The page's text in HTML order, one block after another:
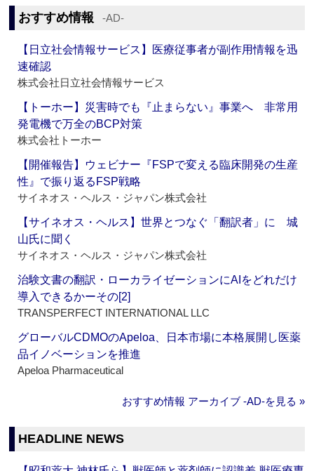
おすすめ情報 ‐AD‐
【日立社会情報サービス】医療従事者が副作用情報を迅
速確認
株式会社日立社会情報サービス
【トーホー】災害時でも『止まらない』事業へ 非常用
発電機で万全のBCP対策
株式会社トーホー
【開催報告】ウェビナー『FSPで変える臨床開発の生産
性』で振り返るFSP戦略
サイネオス・ヘルス・ジャパン株式会社
【サイネオス・ヘルス】世界とつなぐ「翻訳者」に 城
山氏に聞く
サイネオス・ヘルス・ジャパン株式会社
治験文書の翻訳・ローカライゼーションにAIをどれだけ
導入できるかーその[2]
TRANSPERFECT INTERNATIONAL LLC
グローバルCDMOのApeloa、日本市場に本格展開し医薬
品イノベーションを推進
Apeloa Pharmaceutical
おすすめ情報 アーカイブ ‐AD‐を見る »
HEADLINE NEWS